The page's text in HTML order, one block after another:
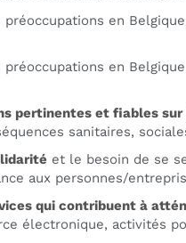
en
en
pertinentes et fiables
sanitaires,
et le besoin de se
aux personnes/
qui contribuent à
électronique, activités